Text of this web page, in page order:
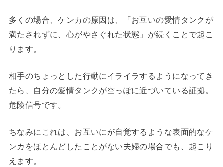
多くの場合、ケンカの原因は、「お互いの愛情タンクが
満たされずに、心がやさぐれた状態」が続くことで起こ
ります。
相手のちょっとした行動にイライラするようになってき
たら、自分の愛情タンクが空っぽに近づいている証拠。
危険信号です。
ちなみにこれは、お互いにが自覚するような表面的なケ
ンカをほとんどしたことがない夫婦の場合でも、起こり
えます。